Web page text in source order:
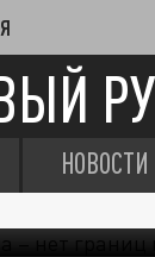
НОВОСТИ